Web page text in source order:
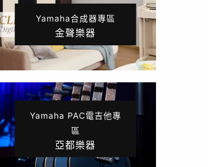
Yamaha合成器專區
金聲樂器
Yamaha PAC電吉他專
區
亞都樂器